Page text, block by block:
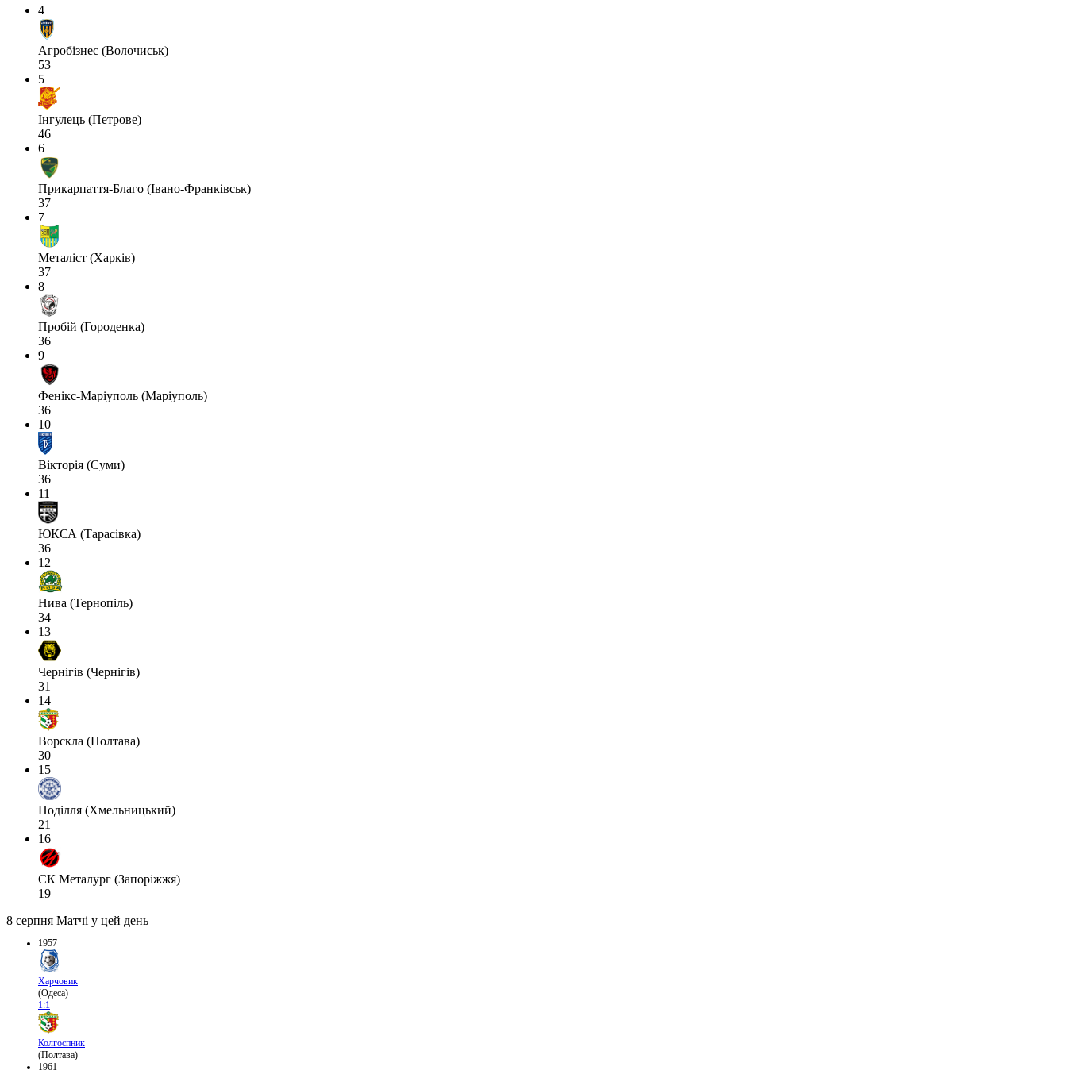
4
Агробізнес (Волочиськ)
53
5
Інгулець (Петрове)
46
6
Прикарпаття-Благо (Івано-Франківськ)
37
7
Металіст (Харків)
37
8
Пробій (Городенка)
36
9
Фенікс-Маріуполь (Маріуполь)
36
10
Вікторія (Суми)
36
11
ЮКСА (Тарасівка)
36
12
Нива (Тернопіль)
34
13
Чернігів (Чернігів)
31
14
Ворскла (Полтава)
30
15
Поділля (Хмельницький)
21
16
СК Металург (Запоріжжя)
19
8 серпня Матчі у цей день
1957
Харчовик
(Одеса)
1:1
Колгоспник
(Полтава)
1961